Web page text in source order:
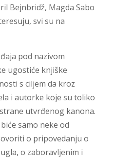
Bejnbridž, Magda Sabo
svi su na
pod nazivom
ugostiće knjiške
s ciljem da kroz
i autorke koje su toliko
utvrđenog kanona.
samo neke od
o pripovedanju o
o zaboravljenim i